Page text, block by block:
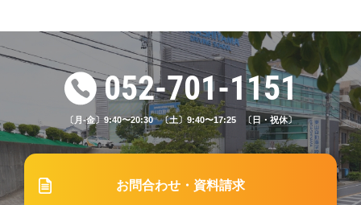
ブログ 2024.11.12
#49「 路上教習のポイントとは？一回目の教習内容
や注意点を解説」
重要なお知らせ 2025.04.25
普通MT免許を取得希望されるお客様へ
052-701-1151
〔月-金〕9:40〜20:30 〔土〕9:40〜17:25 〔日・祝休〕
お問合わせ・資料請求